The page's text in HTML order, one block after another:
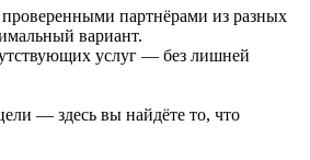
партнёрами из разных
вариант.
услуг — без лишней
— здесь вы найдёте то, что